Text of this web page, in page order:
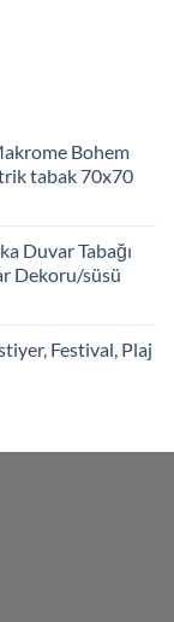
Bohem
tabak 70x70
Duvar Tabağı
Dekoru/süsü
Festival, Plaj